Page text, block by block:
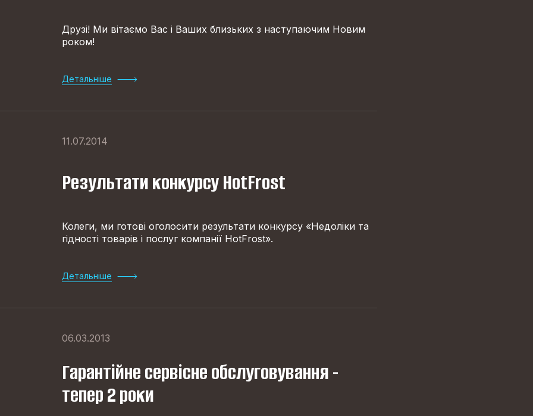
Друзі! Ми вітаємо Вас і Ваших близьких з наступаючим Новим
роком!
Детальніше
11.07.2014
Результати конкурсу HotFrost
Колеги, ми готові оголосити результати конкурсу «Недоліки та
гідності товарів і послуг компанії HotFrost».
Детальніше
06.03.2013
Гарантійне сервісне обслуговування -
тепер 2 роки